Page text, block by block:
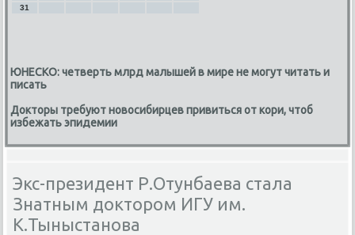
31
ЮНЕСКО: четверть млрд малышей в мире не могут читать и
писать
Докторы требуют новосибирцев привиться от кори, чтоб
избежать эпидемии
Экс-президент Р.Отунбаева стала
Знатным доктором ИГУ им.
К.Тыныстанова